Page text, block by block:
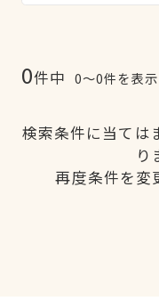
0件中 0〜0件を表示
検索条件に当ては
り
再度条件を変